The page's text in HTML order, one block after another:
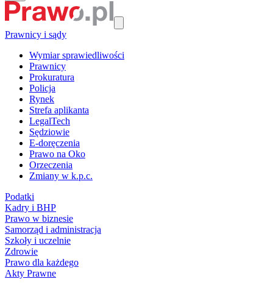
Prawnicy i sądy
Wymiar sprawiedliwości
Prawnicy
Prokuratura
Policja
Rynek
Strefa aplikanta
LegalTech
Sędziowie
E-doręczenia
Prawo na Oko
Orzeczenia
Zmiany w k.p.c.
Podatki
Kadry i BHP
Prawo w biznesie
Samorząd i administracja
Szkoły i uczelnie
Zdrowie
Prawo dla każdego
Akty Prawne